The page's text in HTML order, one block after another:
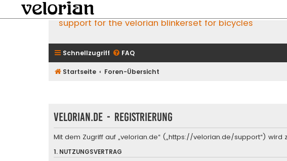
support for the velorian blinkerset for bicycles
Schnellzugriff FAQ
Startseite Foren-Übersicht
velorian.de - Registrierung
Mit dem Zugriff auf „velorian.de“ („https://velorian.de/support“)
1. NUTZUNGSVERTRAG